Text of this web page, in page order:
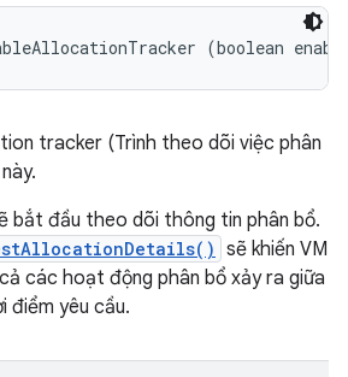
(boolean
tracker (Trình theo dõi việc phân
bắt đầu theo dõi thông tin phân bổ.
sẽ khiến VM
các hoạt động phân bổ xảy ra giữa
điểm yêu cầu.